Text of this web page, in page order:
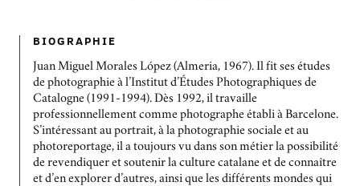
BIOGRAPHIE
Juan Miguel Morales López (Almeria, 1967). Il fit ses études
de photographie à l’Institut d’Études Photographiques de
Catalogne (1991-1994). Dès 1992, il travaille
professionnellement comme photographe établi à Barcelone.
S’intéressant au portrait, à la photographie sociale et au
photoreportage, il a toujours vu dans son métier la possibilité
de revendiquer et soutenir la culture catalane et de connaître
et d’en explorer d’autres, ainsi que les différents mondes qui